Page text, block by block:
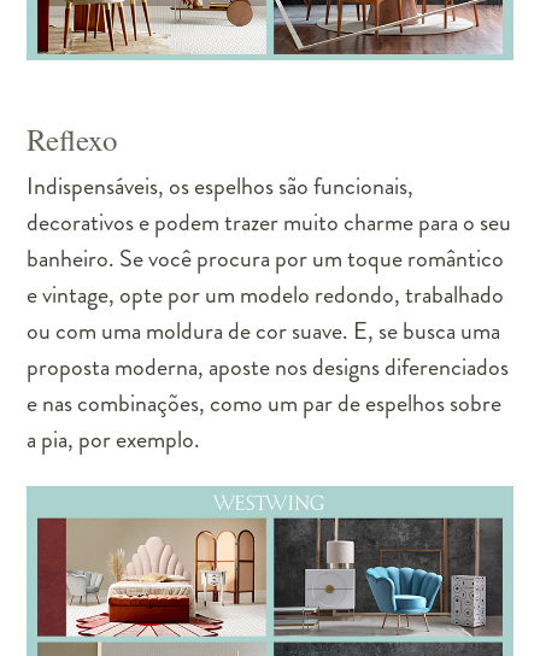
Reflexo
Indispensáveis, os espelhos são funcionais,
decorativos e podem trazer muito charme para o seu
banheiro. Se você procura por um toque romântico
e vintage, opte por um modelo redondo, trabalhado
ou com uma moldura de cor suave. E, se busca uma
proposta moderna, aposte nos designs diferenciados
e nas combinações, como um par de espelhos sobre
a pia, por exemplo.